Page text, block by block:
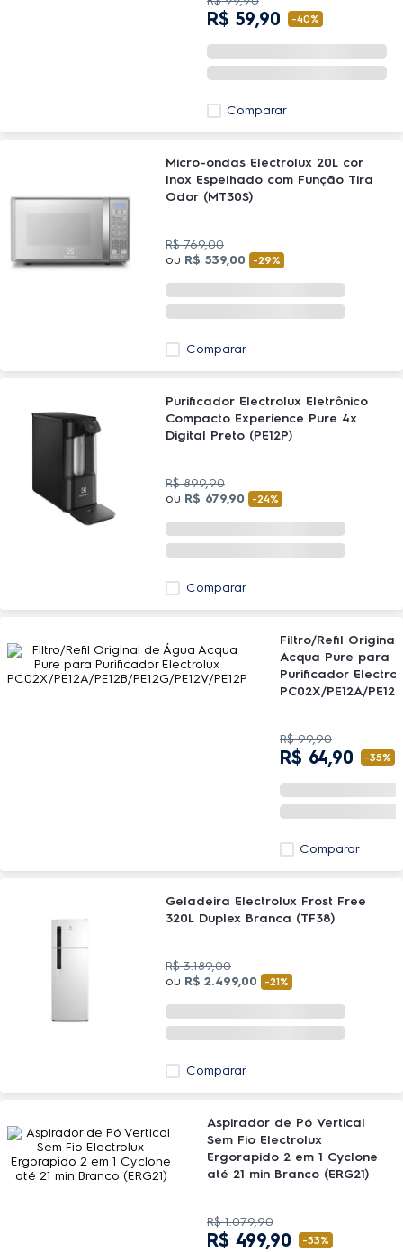
R$ 59,90 -40%
Comparar
Micro-ondas Electrolux 20L cor
Inox Espelhado com Função Tira
Odor (MT30S)
R$ 769,00
ou R$ 539,00 -29%
Comparar
Purificador Electrolux Eletrônico
Compacto Experience Pure 4x
Digital Preto (PE12P)
R$ 899,90
ou R$ 679,90 -24%
Comparar
Filtro/Refil
Acqua Pure para
Purificador
PC02X/PE12A/
R$ 99,90
R$ 64,90 -35%
Comparar
Geladeira Electrolux Frost Free
320L Duplex Branca (TF38)
R$ 3.189,00
ou R$ 2.499,00 -21%
Comparar
Aspirador de Pó Vertical
Sem Fio Electrolux
Ergorapido 2 em 1 Cyclone
até 21 min Branco (ERG21)
R$ 1.079,90
R$ 499,90 -53%